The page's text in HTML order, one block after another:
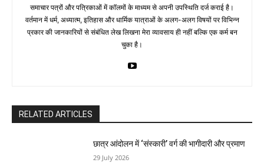
समाचार पत्रों और पत्रिकाओं में काॅलमों के माध्यम से अपनी उपस्थिति दर्ज कराई है।
वर्तमान में धर्म, अध्यात्म, इतिहास और धार्मिक यात्राओं के अलग-अलग विषयों पर विभिन्न
प्रकार की जानकारियों से संबंधित लेख लिखना मेरा व्यावसाय ही नहीं बल्कि एक कर्म बन
चुका है।
RELATED ARTICLES
छात्र आंदोलन में ‘संस्कारी’ वर्ग की भागीदारी और प्रमाण
29 July 2026